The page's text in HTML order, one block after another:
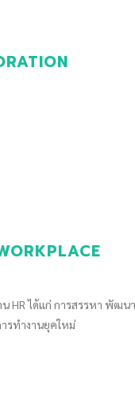
HR ได้แก่ การสรรหา พัฒน
รทำงานยุคใหม่